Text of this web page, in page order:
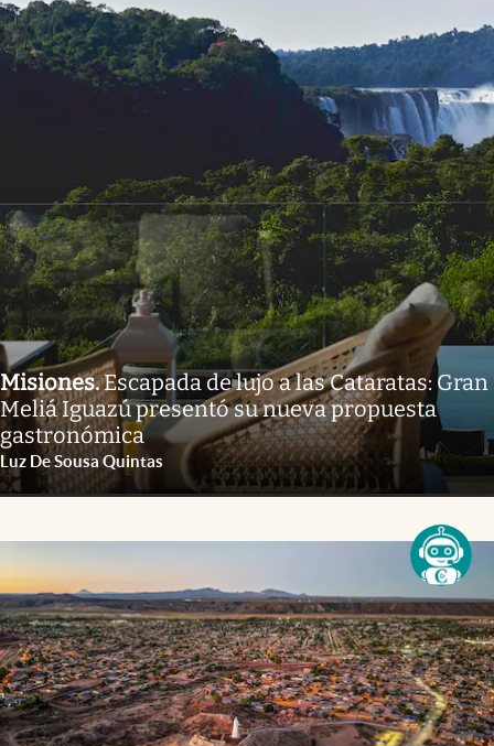
Misiones.Escapada de lujo a las Cataratas: Gran
Meliá Iguazú presentó su nueva propuesta
gastronómica
Luz De Sousa Quintas